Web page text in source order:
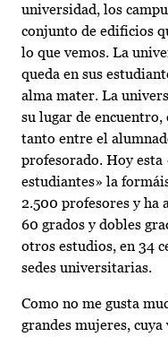
universidad, los
conjunto de edificios
lo que vemos. La
queda en sus
alma mater. La
su lugar de
tanto entre el
profesorado. Hoy esta
estudiantes» la
2.500 profesores y ha
60 grados y dobles
otros estudios, en 34
sedes universitarias.
Como no me gusta
grandes mujeres,